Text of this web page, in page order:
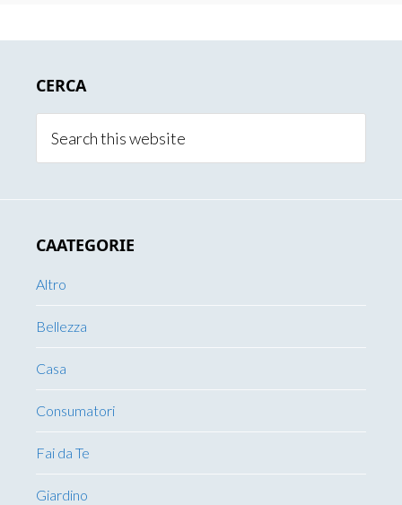
Sidebar
CERCA
this
CAATEGORIE
Altro
Bellezza
Casa
Consumatori
Fai da Te
Giardino